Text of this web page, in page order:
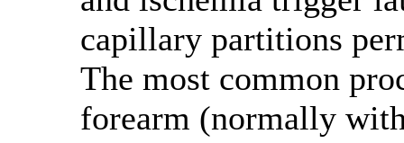
capillary partitions
The most common
forearm (normally